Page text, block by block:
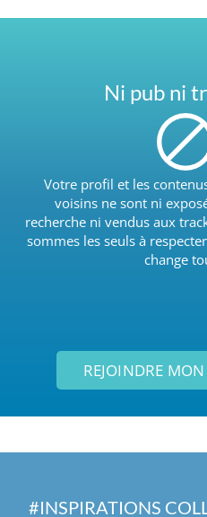
Ni pub ni
Votre profil et les
voisins ne sont ni
recherche ni vendus aux
sommes les seuls à
change
REJOINDRE
#INSPIRATIONS